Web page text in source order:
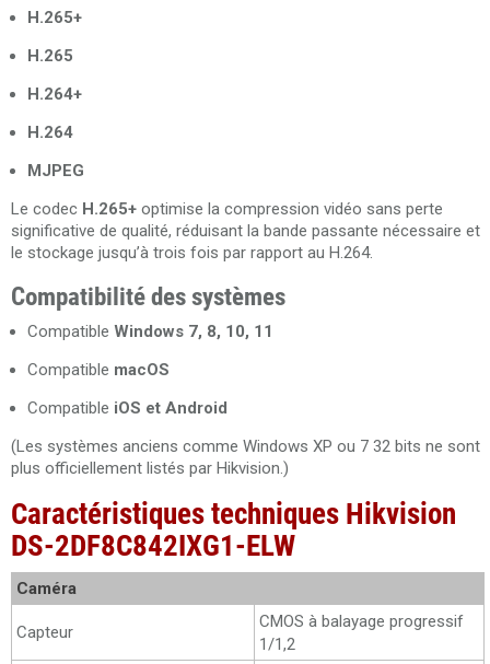
H.265+
H.265
H.264+
H.264
MJPEG
Le codec H.265+ optimise la compression vidéo sans perte
significative de qualité, réduisant la bande passante nécessaire et
le stockage jusqu’à trois fois par rapport au H.264.
Compatibilité des systèmes
Compatible Windows 7, 8, 10, 11
Compatible macOS
Compatible iOS et Android
(Les systèmes anciens comme Windows XP ou 7 32 bits ne sont
plus officiellement listés par Hikvision.)
Caractéristiques techniques Hikvision
DS-2DF8C842IXG1-ELW
Caméra
Capteur
CMOS à balayage progressif
1/1,2